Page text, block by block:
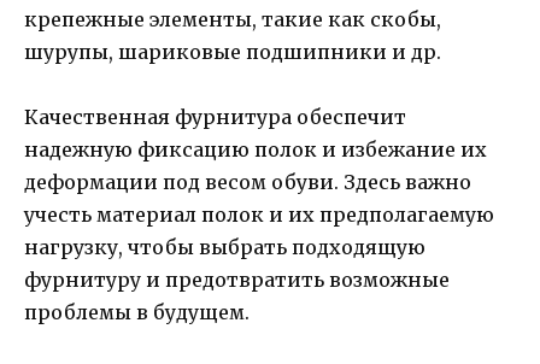
крепежные элементы, такие как скобы,
шурупы, шариковые подшипники и др.
Качественная фурнитура обеспечит
надежную фиксацию полок и избежание их
деформации под весом обуви. Здесь важно
учесть материал полок и их предполагаемую
нагрузку, чтобы выбрать подходящую
фурнитуру и предотвратить возможные
проблемы в будущем.